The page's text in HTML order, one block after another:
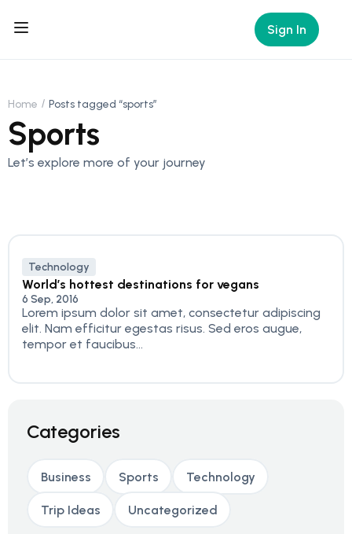
Sign In
Home Posts tagged “sports”
Sports
Let’s explore more of your journey
Technology
World’s hottest destinations for vegans
6 Sep, 2016
Lorem ipsum dolor sit amet, consectetur adipiscing
elit. Nam efficitur egestas risus. Sed eros augue,
tempor et faucibus...
Categories
Business Sports Technology
Trip Ideas Uncategorized